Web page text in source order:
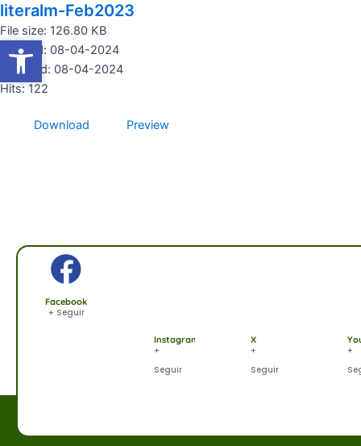
Abrir barra de herramientas
Ir
al
contenido
literalm-Feb2023
File size: 126.80 KB
Created: 08-04-2024
Updated: 08-04-2024
Hits: 122
Download Preview
Facebook
+ Seguir
Instagram
+
Seguir
X
+
Seguir
+
Abrir barra de herramientas